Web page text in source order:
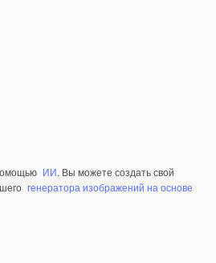
ИИ. Вы можете создать свой
генератора изображений на основе